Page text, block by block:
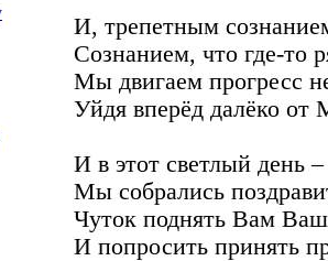
И, трепетным
Сознанием, что где-то
Мы двигаем прогресс
Уйдя вперёд далёко от
И в этот светлый день
Мы собрались
Чуток поднять Вам
И попросить принять